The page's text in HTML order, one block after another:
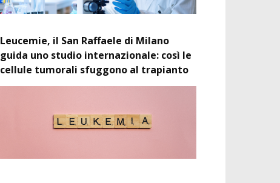
Leucemie, il San Raffaele di Milano
guida uno studio internazionale: così le
cellule tumorali sfuggono al trapianto